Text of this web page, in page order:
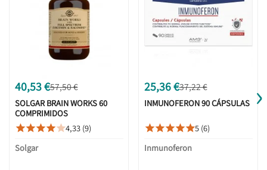
40,53 €57,50 €
SOLGAR BRAIN WORKS 60
COMPRIMIDOS
4,33 (9)
Solgar
25,36 €37,22 €
INMUNOFERON 90 CÁPSULAS
5 (6)
Inmunoferon
›